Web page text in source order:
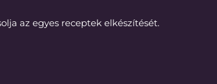
az egyes receptek elkészítését.